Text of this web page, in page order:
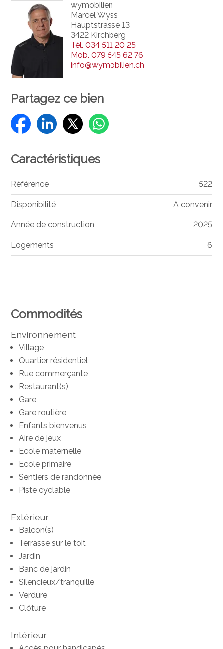
Commodités
Environnement
Village
Quartier résidentiel
Rue commerçante
Restaurant(s)
Gare
Gare routière
Enfants bienvenus
Aire de jeux
Ecole maternelle
Ecole primaire
Sentiers de randonnée
Piste cyclable
Extérieur
Balcon(s)
Terrasse sur le toit
Jardin
Banc de jardin
Silencieux/tranquille
Verdure
Clôture
Intérieur
wymobilien
Marcel Wyss
Hauptstrasse 13
3422 Kirchberg
Tél. 034 511 20 25
Mob. 079 545 62 76
info@wymobilien.ch
Partagez ce bien
Caractéristiques
Référence 522
Disponibilité A convenir
Année de construction 2025
Logements 6